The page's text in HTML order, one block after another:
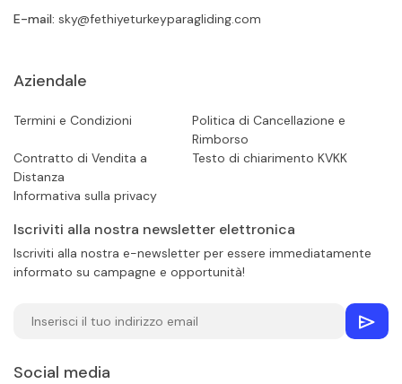
E-mail: sky@fethiyeturkeyparagliding.com
Aziendale
Termini e Condizioni
Politica di Cancellazione e
Rimborso
Contratto di Vendita a
Distanza
Testo di chiarimento KVKK
Informativa sulla privacy
Iscriviti alla nostra newsletter elettronica
Iscriviti alla nostra e-newsletter per essere immediatamente
informato su campagne e opportunità!
Social media